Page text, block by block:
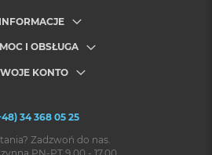
INFORMACJE
I OBSŁUGA
KONTO
34 368 05 25
Zadzwoń do nas.